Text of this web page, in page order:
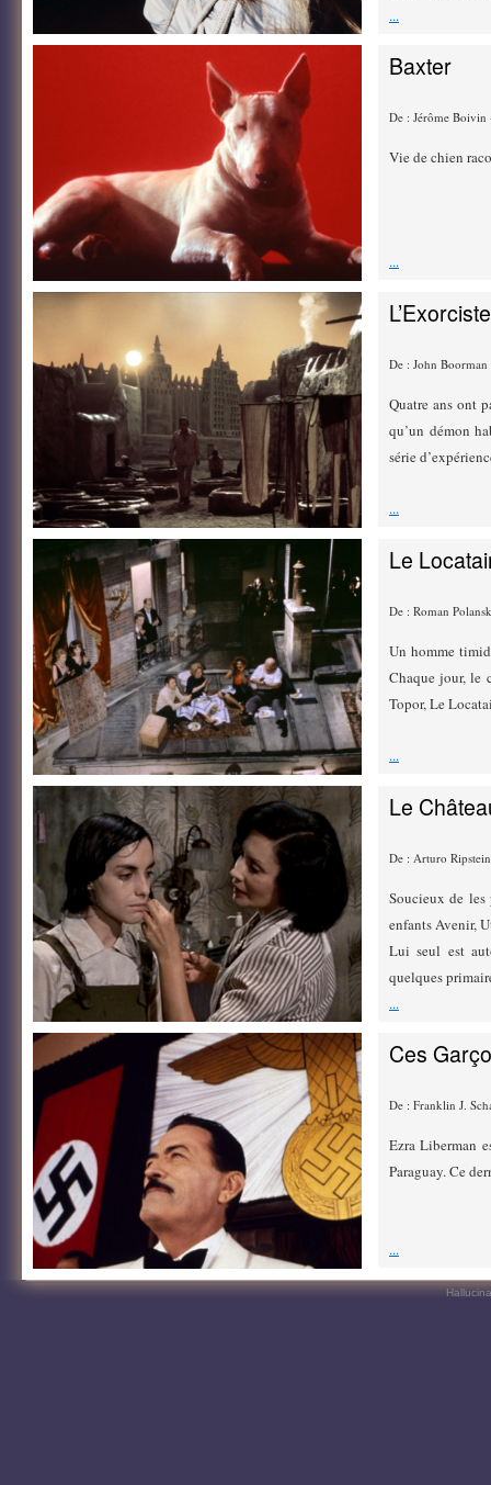
...
Baxter
De : Jérôme
Vie de chien
...
De : John
Quatre ans ont
qu’un démon
série
...
Le
De : Roman
Un homme
Chaque jour, le
Topor, Le
...
Le
De : Arturo
Soucieux de les
enfants Avenir,
Lui seul est
quelques
...
Ces
De : Franklin J.
Ezra Liberman
Paraguay. Ce
...